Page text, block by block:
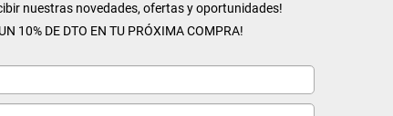
nuestras novedades, ofertas y oportunidades!
10% DE DTO EN TU PRÓXIMA COMPRA!